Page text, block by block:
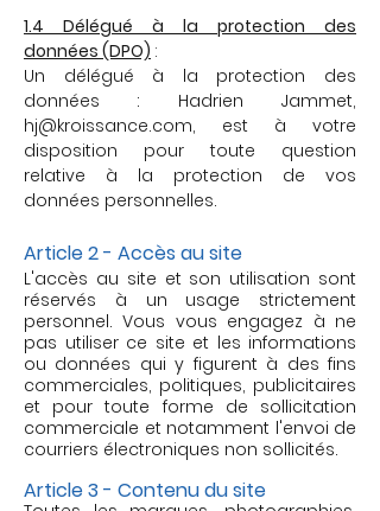
1.4 Délégué à la protection des
données (DPO) :
Un délégué à la protection des
données : Hadrien Jammet,
hj@kroissance.com, est à votre
disposition pour toute question
relative à la protection de vos
données personnelles.
Article 2 - Accès au site
L'accès au site et son utilisation sont
réservés à un usage strictement
personnel. Vous vous engagez à ne
pas utiliser ce site et les informations
ou données qui y figurent à des fins
commerciales, politiques, publicitaires
et pour toute forme de sollicitation
commerciale et notamment l'envoi de
courriers électroniques non sollicités.
Article 3 - Contenu du site